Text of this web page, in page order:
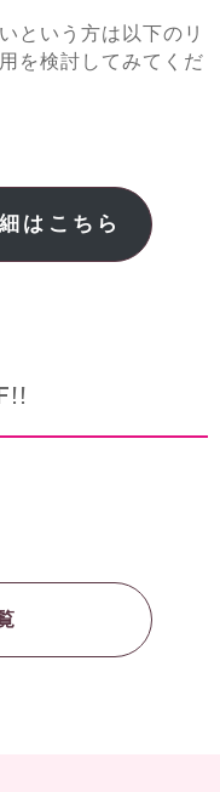
という方は以下のリ
を検討してみてくだ
はこちら